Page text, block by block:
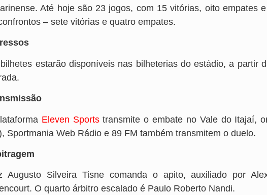
Até hoje são 23 jogos, com 15 vitórias, oito empates
– sete vitórias e quatro empates.
estarão disponíveis nas bilheterias do estádio, a partir
Eleven Sportstransmite o embate no Vale do Itajaí,
Sportmania Web Rádio e 89 FM também transmitem o duelo.
Augusto Silveira Tisne comanda o apito, auxiliado por
O quarto árbitro escalado é Paulo Roberto Nandi.